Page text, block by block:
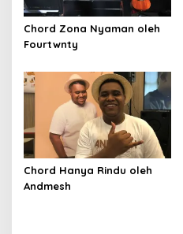
Chord Zona Nyaman oleh
Fourtwnty
Chord Hanya Rindu oleh
Andmesh